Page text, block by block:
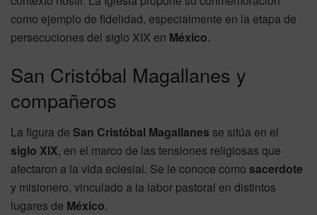
como ejemplo de fidelidad, especialmente en la etapa de
persecuciones del siglo XIX en México.
San Cristóbal Magallanes y
compañeros
La figura de San Cristóbal Magallanes se sitúa en el
siglo XIX, en el marco de las tensiones religiosas que
afectaron a la vida eclesial. Se le conoce como sacerdote
y misionero, vinculado a la labor pastoral en distintos
lugares de México.